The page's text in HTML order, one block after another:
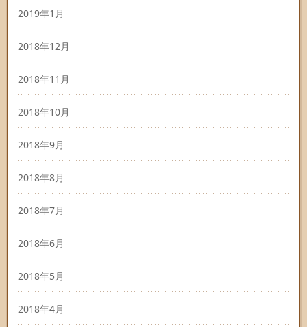
2019年1月
2018年12月
2018年11月
2018年10月
2018年9月
2018年8月
2018年7月
2018年6月
2018年5月
2018年4月